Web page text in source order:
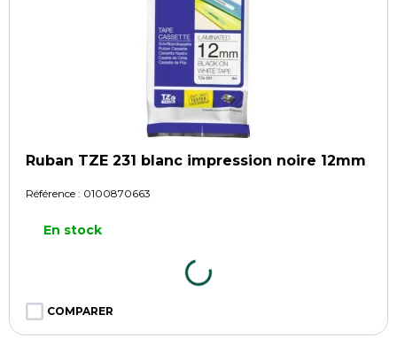
Ruban TZE 231 blanc impression noire 12mm
Référence : 0100870663
En stock
COMPARER